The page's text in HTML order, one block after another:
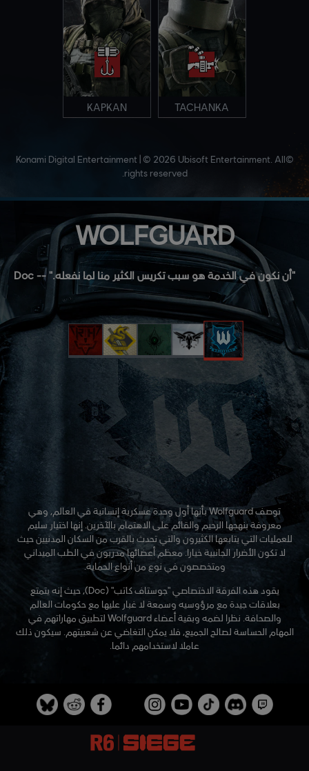
TACHANKA
KAPKAN
©Konami Digital Entertainment | © 2026 Ubisoft Entertainment. All
rights reserved.
WOLFGUARD
"أن نكون في الخدمة هو سبب تكريس الكثير منا لما نفعله." -- Doc
توصف Wolfguard بأنها أول وحدة عسكرية إنسانية في العالم، وهي
معروفة بنهجها الرحيم والقائم على الاهتمام بالآخرين. إنها اختيار سليم
للعمليات التي يتابعها الكثيرون والتي تحدث بالقرب من السكان المدنيين حيث
لا تكون الأضرار الجانبية خيارا. معظم أعضائها مدربون في الطب الميداني
ومتخصصون في نوع من أنواع الحماية.
يقود هذه الفرقة الاختصاصي "جوستاف كاتب" (Doc)، حيث إنه يتمتع
بعلاقات جيدة مع مرؤوسيه وسمعة لا غبار عليها مع حكومات العالم
والصحافة. نظرا لضمه وبقية أعضاء Wolfguard لتطبيق مهاراتهم في
المهام الحساسة لصالح الجميع، فلا يمكن التغاضي عن شعبيتهم. سيكون ذلك
عاملا لاستخدامهم دائما.